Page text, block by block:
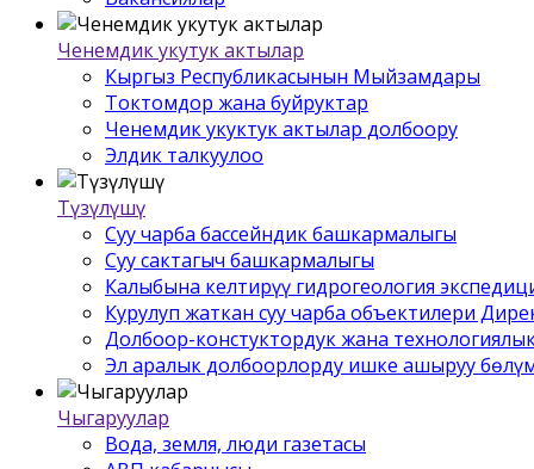
Ченемдик укутук актылар
Кыргыз Республикасынын Мыйзамдары
Токтомдор жана буйруктар
Ченемдик укуктук актылар долбоору
Элдик талкуулоо
Түзүлүшү
Суу чарба бассейндик башкармалыгы
Суу сактагыч башкармалыгы
Калыбына келтирүү гидрогеология
Курулуп жаткан суу чарба объектилери
Долбоор-констуктордук жана
Эл аралык долбоорлорду ишке ашыруу
Чыгаруулар
Вода, земля, люди газетасы